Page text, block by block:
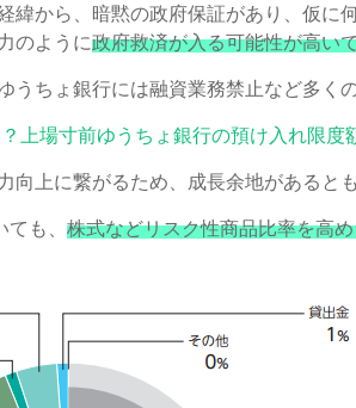
緯から、暗黙の政府保証があり、仮に
のように政府救済が入る可能性が高い
うちょ銀行には融資業務禁止など多く
上場寸前ゆうちょ銀行の預け入れ限度
向上に繋がるため、成長余地があるとも
も、 株式などリスク性商品比率を高